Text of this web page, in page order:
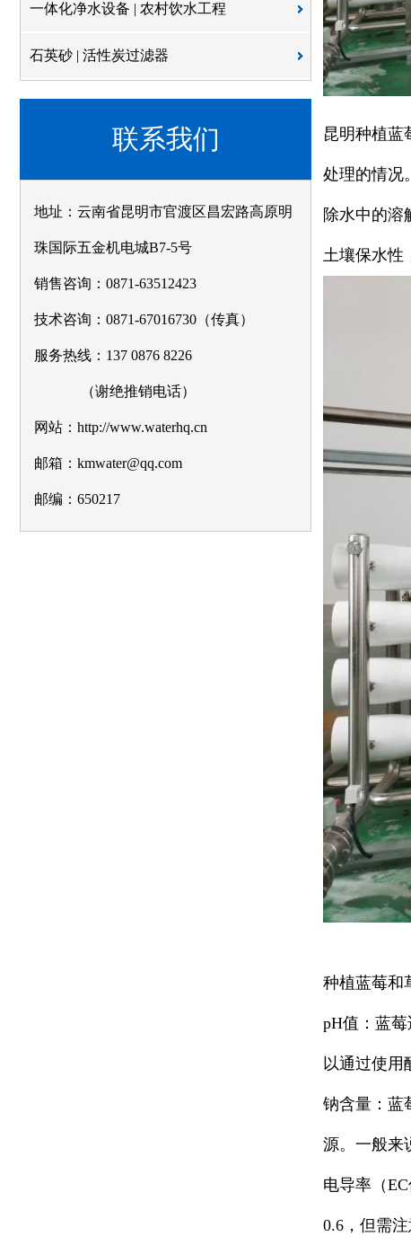
一体化净水设备 | 农村饮水工程
石英砂 | 活性炭过滤器
联系我们
地址：云南省昆明市官渡区昌宏路高原明
珠国际五金机电城B7-5号
销售咨询：0871-63512423
技术咨询：0871-67016730（传真）
服务热线：137 0876 8226
（谢绝推销电话）
网站：http://www.waterhq.cn
邮箱：kmwater@qq.com
邮编：650217
昆明种植蓝
处理的情况
除水中的溶
土壤保水性
种植蓝莓和
pH值 ：蓝
以通过使用
钠含量 ：
源。一般来
电导率（EC
0.6 ，但需